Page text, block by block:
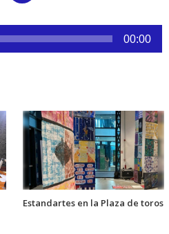
00:00
Estandartes en la Plaza de toros